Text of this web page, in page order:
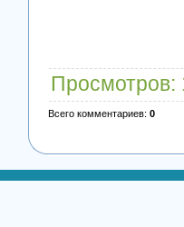
Просмотров:
Всего комментариев: 0